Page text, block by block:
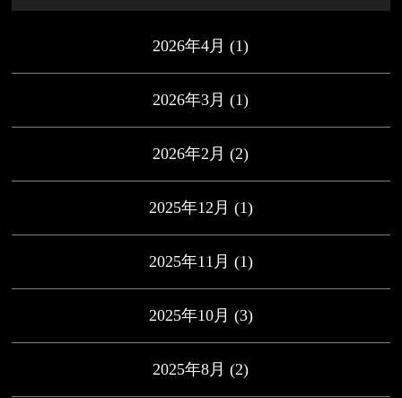
2026年4月 (1)
2026年3月 (1)
2026年2月 (2)
2025年12月 (1)
2025年11月 (1)
2025年10月 (3)
2025年8月 (2)